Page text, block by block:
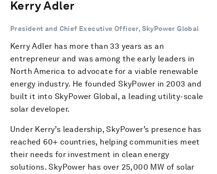
Kerry Adler
President and Chief Executive Officer, SkyPower Global
Kerry Adler has more than 33 years as an
entrepreneur and was among the early leaders in
North America to advocate for a viable renewable
energy industry. He founded SkyPower in 2003 and
built it into SkyPower Global, a leading utility-scale
solar developer.
Under Kerry’s leadership, SkyPower’s presence has
reached 60+ countries, helping communities meet
their needs for investment in clean energy
solutions. SkyPower has over 25,000 MW of solar